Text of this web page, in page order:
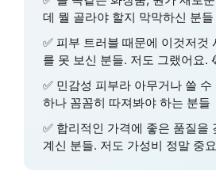
데 뭘 골라야 할지 막막하신 분들
✅ 피부 트러블 때문에 이것저것
를 못 보신 분들. 저도 그랬어요.
✅ 민감성 피부라 아무거나 쓸
하나 꼼꼼히 따져봐야 하는 분들
✅ 합리적인 가격에 좋은 품질을
계신 분들. 저도 가성비 정말 중